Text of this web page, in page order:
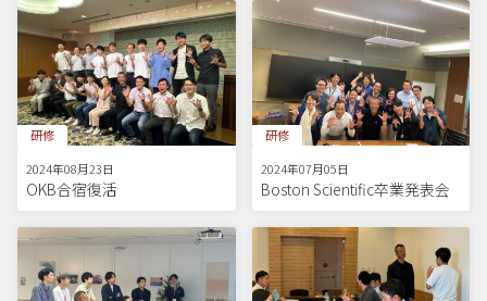
研修
2024年08月23日
OKB合宿復活
研修
2024年07月05日
Boston Scientific卒業発表会